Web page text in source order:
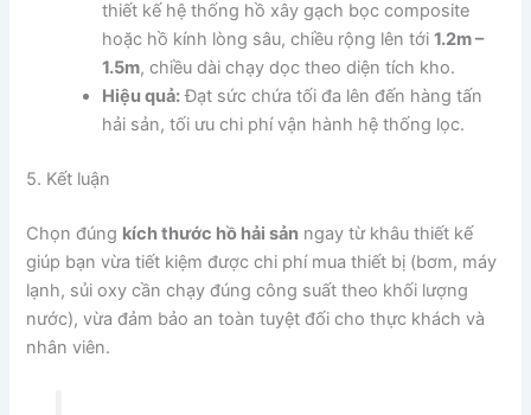
thiết kế hệ thống hồ xây gạch bọc composite
hoặc hồ kính lòng sâu, chiều rộng lên tới1.2m –
1.5m, chiều dài chạy dọc theo diện tích kho.
Hiệu quả:Đạt sức chứa tối đa lên đến hàng tấn
hải sản, tối ưu chi phí vận hành hệ thống lọc.
5. Kết luận
Chọn đúng kích thước hồ hải sản ngay từ khâu thiết kế
giúp bạn vừa tiết kiệm được chi phí mua thiết bị (bơm, máy
lạnh, sủi oxy cần chạy đúng công suất theo khối lượng
nước), vừa đảm bảo an toàn tuyệt đối cho thực khách và
nhân viên.